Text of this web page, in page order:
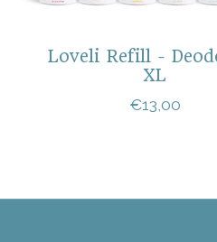
Loveli Refill -
XL
€13,00